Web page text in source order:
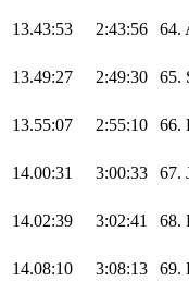
13.43:53 2:43:56 64.
13.49:27 2:49:30 65.
13.55:07 2:55:10 66.
14.00:31 3:00:33 67.
14.02:39 3:02:41 68.
14.08:10 3:08:13 69.